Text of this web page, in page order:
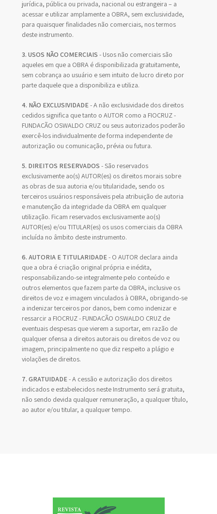
jurídica, pública ou privada, nacional ou estrangeira – a
acessar e utilizar amplamente a OBRA, sem exclusividade,
para quaisquer finalidades não comerciais, nos termos
deste instrumento.
3. USOS NÃO COMERCIAIS - Usos não comerciais são
aqueles em que a OBRA é disponibilizada gratuitamente,
sem cobrança ao usuário e sem intuito de lucro direto por
parte daquele que a disponibiliza e utiliza.
4. NÃO EXCLUSIVIDADE- A não exclusividade dos direitos
cedidos significa que tanto o AUTOR como a FIOCRUZ -
FUNDAÇÃO OSWALDO CRUZ ou seus autorizados poderão
exercê-los individualmente de forma independente de
autorização ou comunicação, prévia ou futura.
5. DIREITOS RESERVADOS - São reservados
exclusivamente ao(s) AUTOR(es) os direitos morais sobre
as obras de sua autoria e/ou titularidade, sendo os
terceiros usuários responsáveis pela atribuição de autoria
e manutenção da integridade da OBRA em qualquer
utilização. Ficam reservados exclusivamente ao(s)
AUTOR(es) e/ou TITULAR(es) os usos comerciais da OBRA
incluída no âmbito deste instrumento.
6. AUTORIA E TITULARIDADE- O AUTOR declara ainda
que a obra é criação original própria e inédita,
responsabilizando-se integralmente pelo conteúdo e
outros elementos que fazem parte da OBRA, inclusive os
direitos de voz e imagem vinculados à OBRA, obrigando-se
a indenizar terceiros por danos, bem como indenizar e
ressarcir a FIOCRUZ - FUNDAÇÃO OSWALDO CRUZ de
eventuais despesas que vierem a suportar, em razão de
qualquer ofensa a direitos autorais ou direitos de voz ou
imagem, principalmente no que diz respeito a plágio e
violações de direitos.
7. GRATUIDADE- A cessão e autorização dos direitos
indicados e estabelecidos neste Instrumento será gratuita,
não sendo devida qualquer remuneração, a qualquer título,
ao autor e/ou titular, a qualquer tempo.